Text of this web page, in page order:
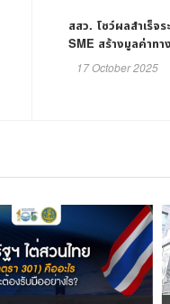
สสว. โชว์ผลสำเร็จ
SME สร้างมูลค่าทา
6,000 ลบ.
17 October 2025